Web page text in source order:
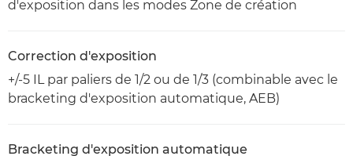
d'exposition dans les modes Zone de création
Correction d'exposition
+/-5 IL par paliers de 1/2 ou de 1/3 (combinable avec le
bracketing d'exposition automatique, AEB)
Bracketing d'exposition automatique